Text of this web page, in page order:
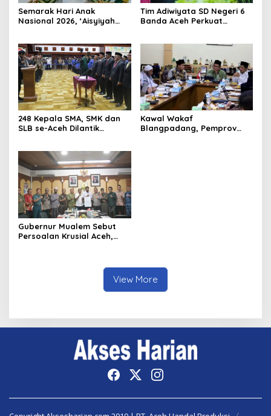
Semarak Hari Anak
Nasional 2026, ‘Aisyiyah
Universitas Ahmad Dahlan
Aceh
Tim Adiwiyata SD Negeri 6
Banda Aceh Perkuat
Goes to School”
248 Kepala SMA, SMK dan
SLB se-Aceh Dilantik
Kawal Wakaf
Blangpadang, Pemprov
Gubernur Mualem Sebut
Persoalan Krusial Aceh,
View More